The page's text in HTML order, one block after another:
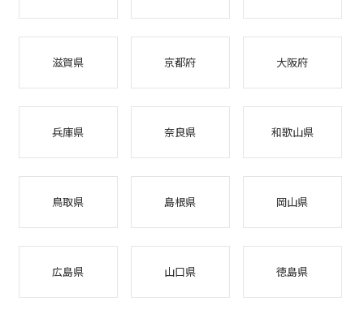
滋賀県 京都府 大阪府
兵庫県 奈良県 和歌山県
鳥取県 島根県 岡山県
広島県 山口県 徳島県